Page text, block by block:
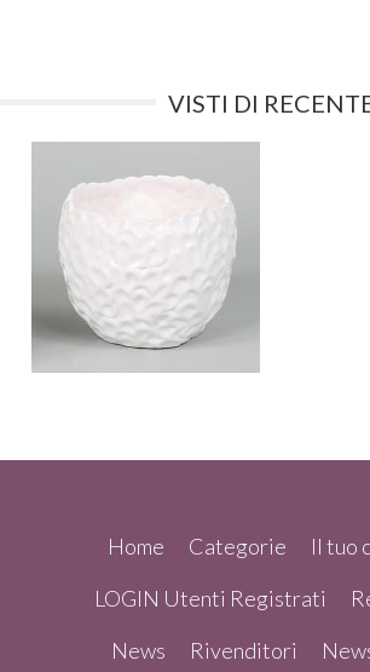
VISTI DI
Home Categorie
Il tuo
LOGIN Utenti Registrati
News
Rivenditori